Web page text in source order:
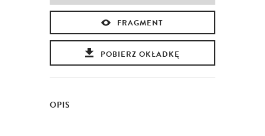
FRAGMENT
POBIERZ OKŁADKĘ
OPIS